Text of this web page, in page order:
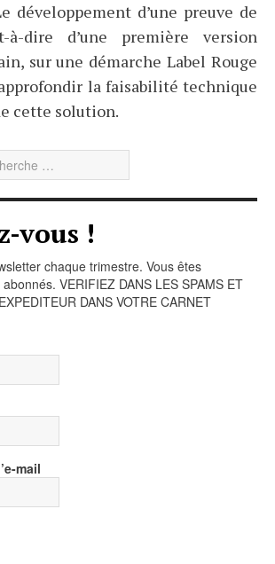
développement d’une preuve de
à-dire d’une première version
sur une démarche Label Rouge
la faisabilité technique
cette solution.
vous !
chaque trimestre. Vous êtes
VERIFIEZ DANS LES SPAMS ET
DANS VOTRE CARNET
mail